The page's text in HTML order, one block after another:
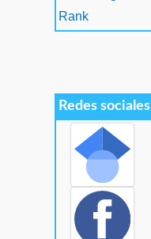
Redes sociales